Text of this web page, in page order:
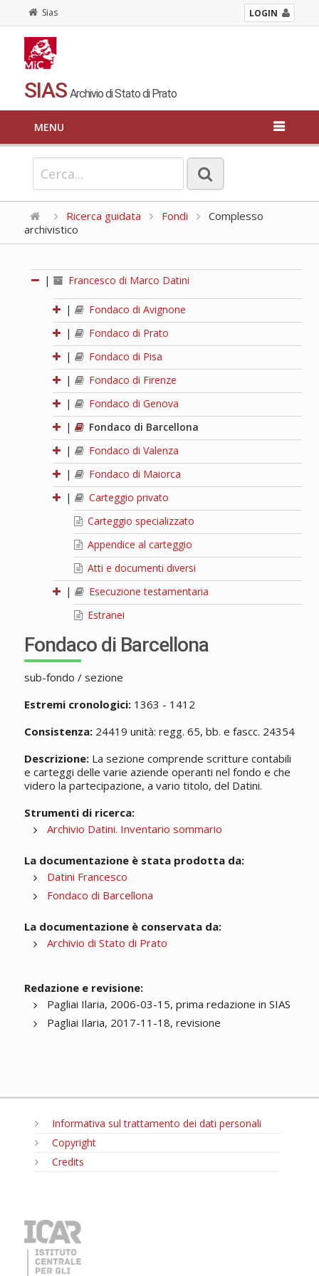
Sias LOGIN
SIAS Archivio di Stato di Prato
MENU
Ricerca guidata Fondi
Complesso
archivistico
| Francesco di Marco Datini
|
Fondaco di Avignone
|
Fondaco di Prato
|
Fondaco di Pisa
|
Fondaco di Firenze
|
Fondaco di Genova
|
Fondaco di Barcellona
|
Fondaco di Valenza
|
Fondaco di Maiorca
|
Carteggio privato
Carteggio specializzato
Appendice al carteggio
Atti e documenti diversi
|
Esecuzione testamentaria
Estranei
Fondaco di Barcellona
sub-fondo / sezione
Estremi cronologici:1363 - 1412
Consistenza:24419 unità: regg. 65, bb. e fascc. 24354
Descrizione:La sezione comprende scritture contabili
e carteggi delle varie aziende operanti nel fondo e che
videro la partecipazione, a vario titolo, del Datini.
Strumenti di ricerca:
Archivio Datini. Inventario sommario
La documentazione è stata prodotta da:
Datini Francesco
Fondaco di Barcellona
La documentazione è conservata da:
Archivio di Stato di Prato
Redazione e revisione:
Pagliai Ilaria, 2006-03-15, prima redazione in SIAS
Pagliai Ilaria, 2017-11-18, revisione
Informativa sul trattamento dei dati personali
Copyright
Credits